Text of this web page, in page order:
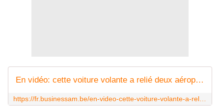
En vidéo: cette voiture volante a relié deux aéroports en une demi-heure - Business AM